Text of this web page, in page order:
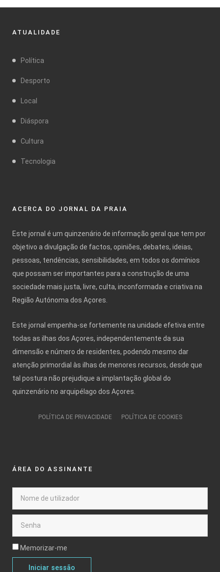
ATUALIDADE
Política
Desporto
Local
Diáspora
Cultura
Tecnologia
ACERCA DO JORNAL DA PRAIA
Este jornal é um quinzenário de informação geral que tem por
objetivo a divulgação de factos, opiniões, debates, ideias,
pessoas, tendências, sensibilidades, em todos os domínios
que possam ser importantes para a construção de uma
sociedade mais justa, livre, culta, inconformada e criativa na
Região Autónoma dos Açores.
Este jornal empenha-se fortemente na unidade efetiva entre
todas as ilhas dos Açores, independentemente da sua
dimensão e número de residentes, podendo mesmo dar
atenção primordial às ilhas de menores recursos, desde que
tal postura não prejudique a implantação global do
quinzenário no arquipélago dos Açores.
POLÍTICA DE PRIVACIDADE POLÍTICA DE COOKIES
ÁREA DO ASSINANTE
Memorizar-me
Iniciar sessão